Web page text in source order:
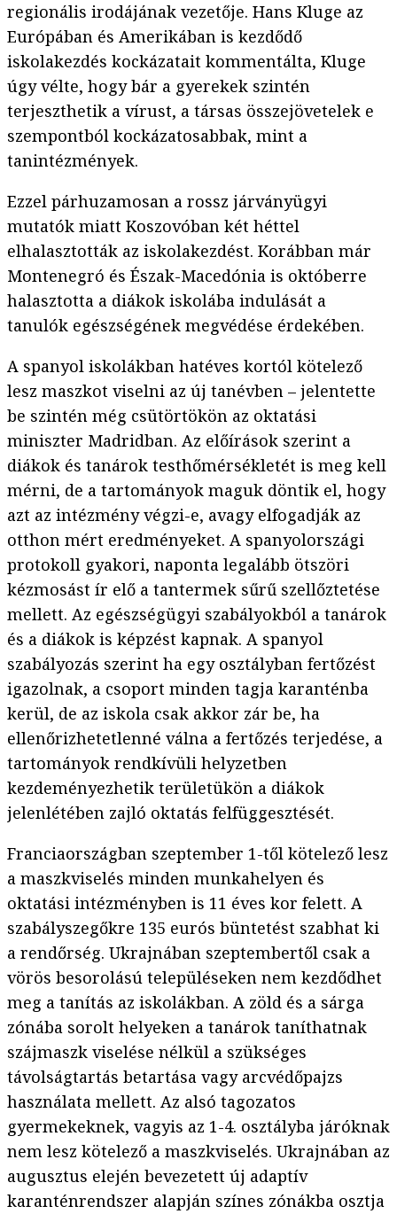
regionális irodájának vezetője. Hans Kluge az
Európában és Amerikában is kezdődő
iskolakezdés kockázatait kommentálta, Kluge
úgy vélte, hogy bár a gyerekek szintén
terjeszthetik a vírust, a társas összejövetelek e
szempontból kockázatosabbak, mint a
tanintézmények.
Ezzel párhuzamosan a rossz járványügyi
mutatók miatt Koszovóban két héttel
elhalasztották az iskolakezdést. Korábban már
Montenegró és Észak-Macedónia is októberre
halasztotta a diákok iskolába indulását a
tanulók egészségének megvédése érdekében.
A spanyol iskolákban hatéves kortól kötelező
lesz maszkot viselni az új tanévben – jelentette
be szintén még csütörtökön az oktatási
miniszter Madridban. Az előírások szerint a
diákok és tanárok testhőmérsékletét is meg kell
mérni, de a tartományok maguk döntik el, hogy
azt az intézmény végzi-e, avagy elfogadják az
otthon mért eredményeket. A spanyolországi
protokoll gyakori, naponta legalább ötszöri
kézmosást ír elő a tantermek sűrű szellőztetése
mellett. Az egészségügyi szabályokból a tanárok
és a diákok is képzést kapnak. A spanyol
szabályozás szerint ha egy osztályban fertőzést
igazolnak, a csoport minden tagja karanténba
kerül, de az iskola csak akkor zár be, ha
ellenőrizhetetlenné válna a fertőzés terjedése, a
tartományok rendkívüli helyzetben
kezdeményezhetik területükön a diákok
jelenlétében zajló oktatás felfüggesztését.
Franciaországban szeptember 1-től kötelező lesz
a maszkviselés minden munkahelyen és
oktatási intézményben is 11 éves kor felett. A
szabályszegőkre 135 eurós büntetést szabhat ki
a rendőrség. Ukrajnában szeptembertől csak a
vörös besorolású településeken nem kezdődhet
meg a tanítás az iskolákban. A zöld és a sárga
zónába sorolt helyeken a tanárok taníthatnak
szájmaszk viselése nélkül a szükséges
távolságtartás betartása vagy arcvédőpajzs
használata mellett. Az alsó tagozatos
gyermekeknek, vagyis az 1-4. osztályba járóknak
nem lesz kötelező a maszkviselés. Ukrajnában az
augusztus elején bevezetett új adaptív
karanténrendszer alapján színes zónákba osztja